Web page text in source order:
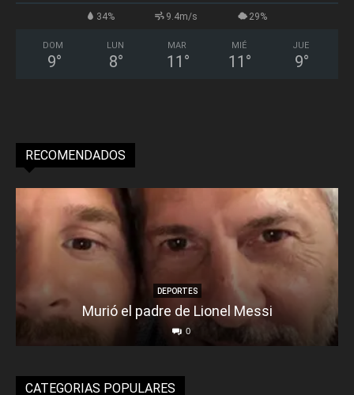
34% 9.4m/s 29%
DOM
9°
LUN
8°
MAR
11 °
MIÉ
11 °
JUE
9°
RECOMENDADOS
DEPORTES
Murió el padre de Lionel Messi
0
CATEGORIAS POPULARES